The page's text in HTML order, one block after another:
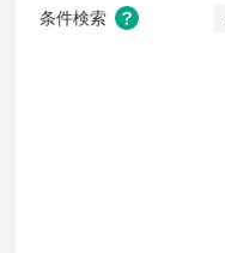
条件検索